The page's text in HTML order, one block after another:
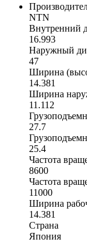
NTN
Внутренний
16.993
Наружный
47
Ширина
14.381
Ширина
11.112
27.7
25.4
Частота
8600
Частота
11000
Ширина
14.381
Страна
Япония